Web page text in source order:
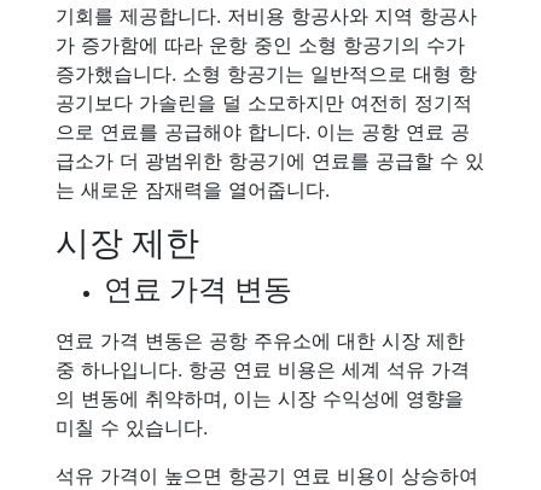
기회를 제공합니다. 저비용 항공사와 지역 항공사
가 증가함에 따라 운항 중인 소형 항공기의 수가
증가했습니다. 소형 항공기는 일반적으로 대형 항
공기보다 가솔린을 덜 소모하지만 여전히 정기적
으로 연료를 공급해야 합니다. 이는 공항 연료 공
급소가 더 광범위한 항공기에 연료를 공급할 수 있
는 새로운 잠재력을 열어줍니다.
시장 제한
연료 가격 변동
연료 가격 변동은 공항 주유소에 대한 시장 제한
중 하나입니다. 항공 연료 비용은 세계 석유 가격
의 변동에 취약하며, 이는 시장 수익성에 영향을
미칠 수 있습니다.
석유 가격이 높으면 항공기 연료 비용이 상승하여